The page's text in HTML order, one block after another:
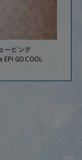
ービング
EPI GO COOL